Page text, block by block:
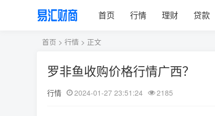
首页 行情 理财 贷款
首页 > 行情 > 正文
罗非鱼收购价格行情广西？
行情 2024-01-27 23:51:24 2185